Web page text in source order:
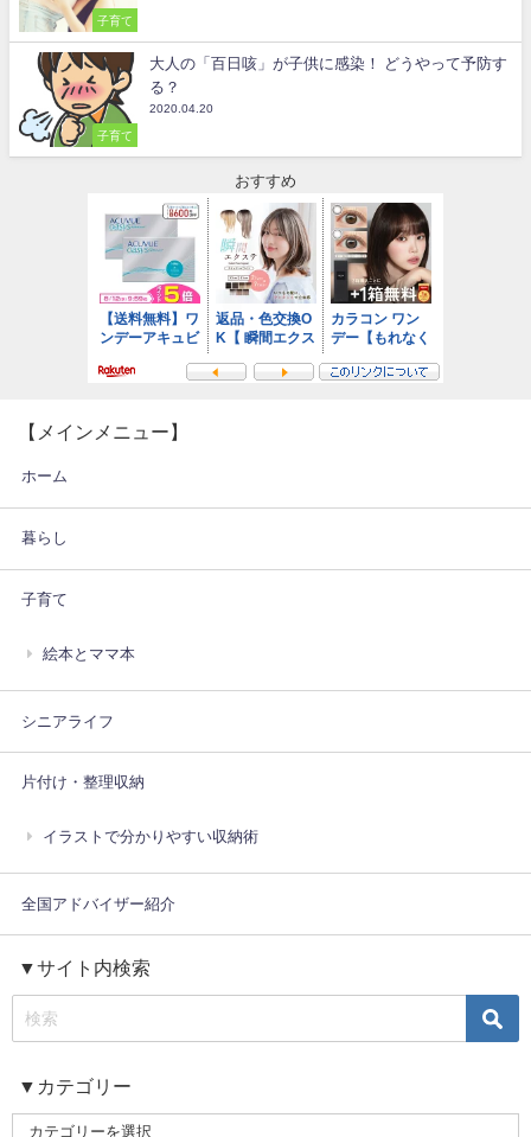
子育て
子育て
大人の「百日咳」が子供に感染！ どうやって予防す
る？
2020.04.20
おすすめ
【メインメニュー】
ホーム
暮らし
子育て
絵本とママ本
シニアライフ
片付け・整理収納
イラストで分かりやすい収納術
全国アドバイザー紹介
▼サイト内検索
▼カテゴリー